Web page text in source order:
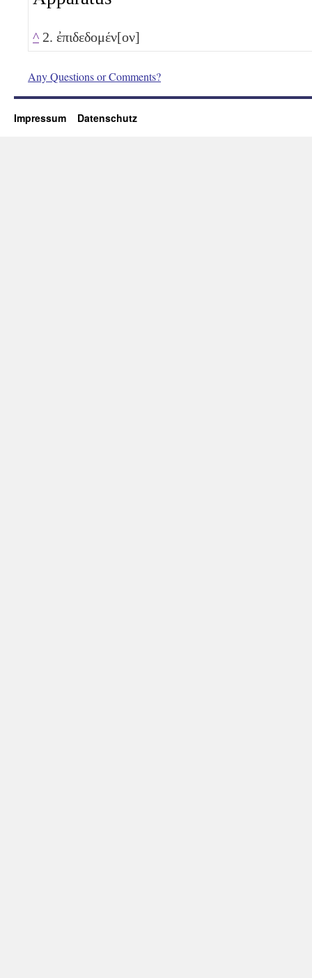
^ 2. ἐπιδεδομέν[ον]
Any Questions or Comments?
Impressum Datenschutz